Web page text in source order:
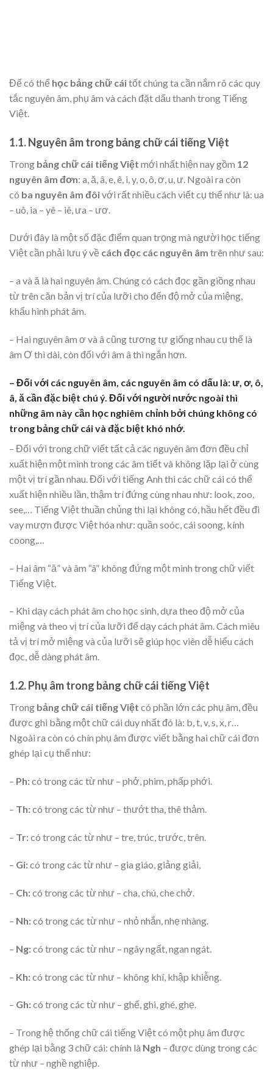
Để có thể học bảng chữ cáitốt chúng ta cần nắm rõ các quy
tắc nguyên âm, phụ âm và cách đặt dấu thanh trong Tiếng
Việt.
1.1. Nguyên âm trong bảng chữ cái tiếng Việt
Trong bảng chữ cái tiếng Việt mới nhất hiện nay gồm 12
nguyên âm đơn: a, ă, â, e, ê, i, y, o, ô, ơ, u, ư. Ngoài ra còn
có ba nguyên âm đôivới rất nhiều cách viết cụ thể như là: ua
– uô, ia – yê – iê, ưa – ươ.
Dưới đây là một số đặc điểm quan trọng mà người học tiếng
Việt cần phải lưu ý về cách đọc các nguyên âm trên như sau:
– a và ă là hai nguyên âm. Chúng có cách đọc gần giồng nhau
từ trên căn bản vị trí của lưỡi cho đến độ mở của miệng,
khẩu hình phát âm.
– Hai nguyên âm ơ và â cũng tương tự giống nhau cụ thể là
âm Ơ thì dài, còn đối với âm â thì ngắn hơn.
– Đối với các nguyên âm, các nguyên âm có dấu là: ư, ơ, ô,
â, ă cần đặc biệt chú ý. Đối với người nước ngoài thì
những âm này cần học nghiêm chỉnh bởi chúng không có
trong bảng chữ cái và đặc biệt khó nhớ.
– Đối với trong chữ viết tất cả các nguyên âm đơn đều chỉ
xuất hiện một mình trong các âm tiết và không lặp lại ở cùng
một vị trí gần nhau. Đối với tiếng Anh thì các chữ cái có thể
xuất hiện nhiều lần, thậm trí đứng cùng nhau như: look, zoo,
see,… Tiếng Việt thuần chủng thì lại không có, hầu hết đều đi
vay mượn được Việt hóa như: quần soóc, cái soong, kính
coong,…
– Hai âm “ă” và âm “â” không đứng một mình trong chữ viết
Tiếng Việt.
– Khi dạy cách phát âm cho học sinh, dựa theo độ mở của
miệng và theo vị trí của lưỡi để dạy cách phát âm. Cách miêu
tả vị trí mở miệng và của lưỡi sẽ giúp học viên dễ hiểu cách
đọc, dễ dàng phát âm.
1.2. Phụ âm trong bảng chữ cái tiếng Việt
Trong bảng chữ cái tiếng Việt có phần lớn các phụ âm, đều
được ghi bằng một chữ cái duy nhất đó là: b, t, v, s, x, r…
Ngoài ra còn có chín phụ âm được viết bằng hai chữ cái đơn
ghép lại cụ thể như:
– Ph:có trong các từ như – phở, phim, phấp phới.
– Th:có trong các từ như – thướt tha, thê thảm.
– Tr:có trong các từ như – tre, trúc, trước, trên.
– Gi:có trong các từ như – gia giáo, giảng giải,
– Ch:có trong các từ như – cha, chú, che chở.
– Nh:có trong các từ như – nhỏ nhắn, nhẹ nhàng.
– Ng:có trong các từ như – ngây ngất, ngan ngát.
– Kh:có trong các từ như – không khí, khập khiễng.
– Gh:có trong các từ như – ghế, ghi, ghé, ghẹ.
– Trong hệ thống chữ cái tiếng Việt có một phụ âm được
ghép lại bằng 3 chữ cái: chính là Ngh – được dùng trong các
từ như – nghề nghiệp.